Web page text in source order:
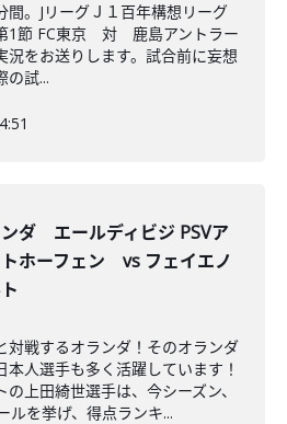
間。JリーグＪ１百年構想リーグ
1節 FC東京 対 鹿島アントラー
況をお送りします。試合前に妄想
の試...
ダ エールディビジ PSVア
ホーフェン vs フェイエノ
対戦するオランダ！そのオランダ
人選手も多く活躍しています！
上田綺世選手は、今シーズン、
ルを挙げ、得点ランキ...